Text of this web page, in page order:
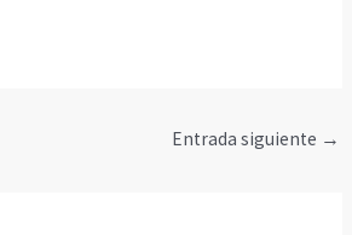
Entrada siguiente →